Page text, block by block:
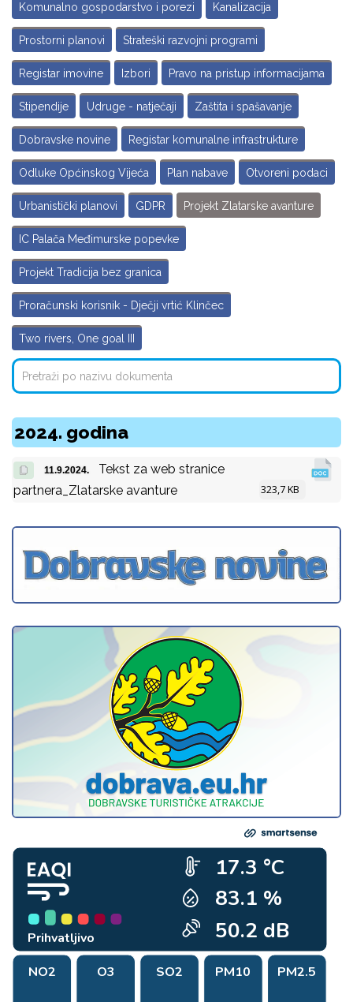
Komunalno gospodarstvo i porezi Kanalizacija
Prostorni planovi Strateški razvojni programi
Registar imovine Izbori Pravo na pristup informacijama
Stipendije Udruge - natječaji Zaštita i spašavanje
Dobravske novine Registar komunalne infrastrukture
Odluke Općinskog Vijeća Plan nabave Otvoreni podaci
Urbanistički planovi GDPR Projekt Zlatarske avanture
IC Palača Međimurske popevke
Projekt Tradicija bez granica
Proračunski korisnik - Dječji vrtić Klinčec
Two rivers, One goal III
2024. godina
11.9.2024.
Tekst za web stranice
partnera_Zlatarske avanture
323,7 KB